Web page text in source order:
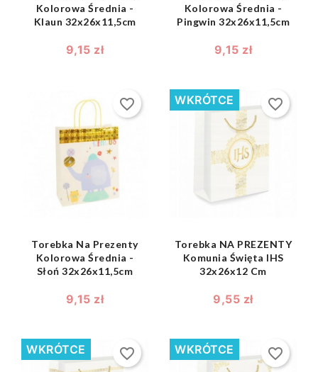
Kolorowa Średnia -
Klaun 32x26x11,5cm
9,15 zł
Kolorowa Średnia -
Pingwin 32x26x11,5cm
9,15 zł
shopping_bag 
Torebka Na Prezenty
Kolorowa Średnia -
Słoń 32x26x11,5cm
9,15 zł
favorite_border
shopping_bag 
Torebka NA PREZENTY
Komunia Święta IHS
32x26x12 Cm
9,55 zł
WKRÓTCE favorite_border
WKRÓTCE favorite_border WKRÓTCE favorite_border